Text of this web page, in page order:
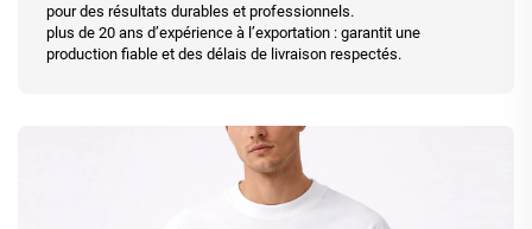
pour des résultats durables et professionnels.
plus de 20 ans d’expérience à l’exportation : garantit une
production fiable et des délais de livraison respectés.